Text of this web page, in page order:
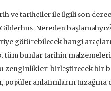
Saatte Kargoda
EKLE
ve tarihçiler ile ilgili son
Nereden
götürebilecek hangi araçları
bunlar tarihin malzemeleri
zenginlikleri birleştirecek bir
popüler anlatımların